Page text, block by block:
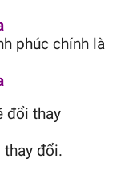
phúc chính là
đổi thay
thay đổi.